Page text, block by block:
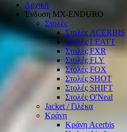
Αρχική
Ένδυση ΜΧ-ΕΝDURO
Στολές
Στολές ACERBIS
Στολές LEATT
Στολές FXR
Στολές FLY
Στολές FOX
Στολές SHOT
Στολές SHIFT
Στολές O'Neal
Jacket / Γιλέκα
Κράνη
Κράνη Acerbis